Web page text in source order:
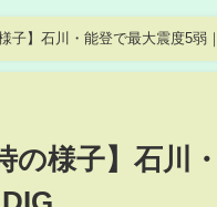
子】石川・能登で最大震度5弱
の様子】石川